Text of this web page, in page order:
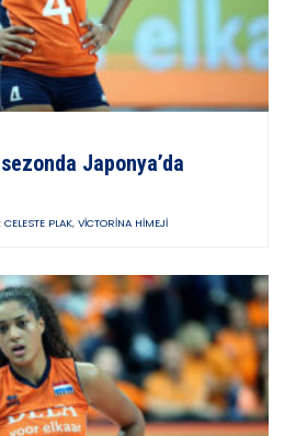
Japonya’da
CELESTE PLAK, VICTORINA HIMEJI